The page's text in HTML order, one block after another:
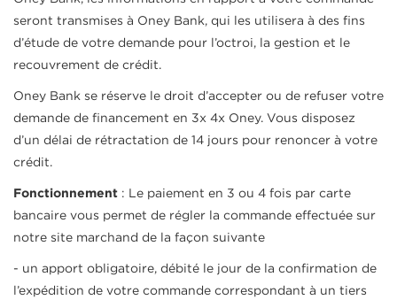
seront transmises à Oney Bank, qui les utilisera à des fins
d’étude de votre demande pour l’octroi, la gestion et le
recouvrement de crédit.
Oney Bank se réserve le droit d’accepter ou de refuser votre
demande de financement en 3x 4x Oney. Vous disposez
d’un délai de rétractation de 14 jours pour renoncer à votre
crédit.
Fonctionnement : Le paiement en 3 ou 4 fois par carte
bancaire vous permet de régler la commande effectuée sur
notre site marchand de la façon suivante
- un apport obligatoire, débité le jour de la confirmation de
l’expédition de votre commande correspondant à un tiers